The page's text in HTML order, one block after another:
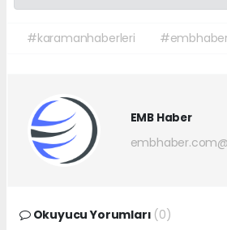
#karamanhaberleri
EMB Haber
Okuyucu Yorumları (0)